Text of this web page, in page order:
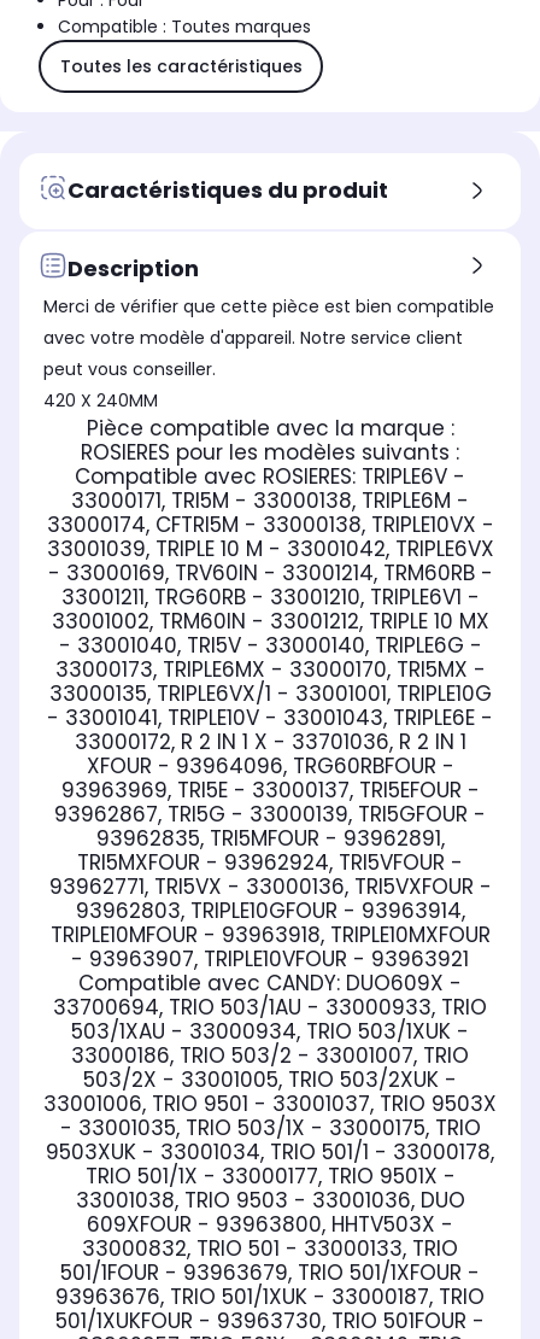
Compatible : Toutes marques
Toutes les caractéristiques
Caractéristiques du produit
Description
Merci de vérifier que cette pièce est bien compatible
avec votre modèle d'appareil. Notre service client
peut vous conseiller.
420 X 240MM
Pièce compatible avec la marque :
ROSIERES pour les modèles suivants :
Compatible avec ROSIERES: TRIPLE6V -
33000171, TRI5M - 33000138, TRIPLE6M -
33000174, CFTRI5M - 33000138, TRIPLE10VX -
33001039, TRIPLE 10 M - 33001042, TRIPLE6VX
- 33000169, TRV60IN - 33001214, TRM60RB -
33001211, TRG60RB - 33001210, TRIPLE6V1 -
33001002, TRM60IN - 33001212, TRIPLE 10 MX
- 33001040, TRI5V - 33000140, TRIPLE6G -
33000173, TRIPLE6MX - 33000170, TRI5MX -
33000135, TRIPLE6VX/1 - 33001001, TRIPLE10G
- 33001041, TRIPLE10V - 33001043, TRIPLE6E -
33000172, R 2 IN 1 X - 33701036, R 2 IN 1
XFOUR - 93964096, TRG60RBFOUR -
93963969, TRI5E - 33000137, TRI5EFOUR -
93962867, TRI5G - 33000139, TRI5GFOUR -
93962835, TRI5MFOUR - 93962891,
TRI5MXFOUR - 93962924, TRI5VFOUR -
93962771, TRI5VX - 33000136, TRI5VXFOUR -
93962803, TRIPLE10GFOUR - 93963914,
TRIPLE10MFOUR - 93963918, TRIPLE10MXFOUR
- 93963907, TRIPLE10VFOUR - 93963921
Compatible avec CANDY: DUO609X -
33700694, TRIO 503/1AU - 33000933, TRIO
503/1XAU - 33000934, TRIO 503/1XUK -
33000186, TRIO 503/2 - 33001007, TRIO
503/2X - 33001005, TRIO 503/2XUK -
33001006, TRIO 9501 - 33001037, TRIO 9503X
- 33001035, TRIO 503/1X - 33000175, TRIO
9503XUK - 33001034, TRIO 501/1 - 33000178,
TRIO 501/1X - 33000177, TRIO 9501X -
33001038, TRIO 9503 - 33001036, DUO
609XFOUR - 93963800, HHTV503X -
33000832, TRIO 501 - 33000133, TRIO
501/1FOUR - 93963679, TRIO 501/1XFOUR -
93963676, TRIO 501/1XUK - 33000187, TRIO
501/1XUKFOUR - 93963730, TRIO 501FOUR -